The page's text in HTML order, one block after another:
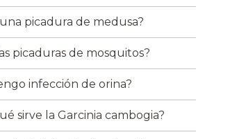
picadura de medusa?
picaduras de mosquitos?
infección de orina?
sirve la Garcinia cambogia?